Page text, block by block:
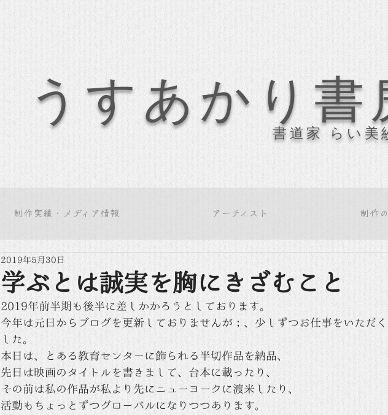
うすあかり書
書道家 らい
制作実績・メディア情報 アーティスト 制作
学ぶとは誠実を胸にきざむこと
2019年5月30日
2019年前半期も後半に差しかかろうとしております。
今年は元日からブログを更新しておりませんが；、少しずつお仕事をいただ
した。
本日は、とある教育センターに飾られる半切作品を納品、
先日は映画のタイトルを書きまして、台本に載ったり、
その前は私の作品が私より先にニューヨークに渡米したり、
活動もちょっとずつグローバルになりつつあります。